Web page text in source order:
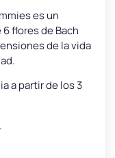
es un
flores de Bach
de la vida
a partir de los 3